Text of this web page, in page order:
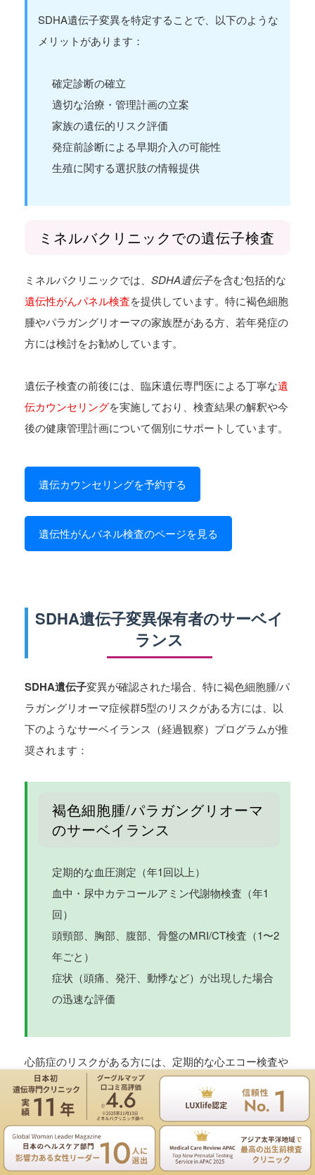
SDHA遺伝子変異を特定することで、以下のような
メリットがあります：
確定診断の確立
適切な治療・管理計画の立案
家族の遺伝的リスク評価
発症前診断による早期介入の可能性
生殖に関する選択肢の情報提供
ミネルバクリニックでの遺伝子検査
ミネルバクリニックでは、 SDHA遺伝子を含む包括的な
遺伝性がんパネル検査を提供しています。特に褐色細胞
腫やパラガングリオーマの家族歴がある方、若年発症の
方には検討をお勧めしています。
遺伝子検査の前後には、臨床遺伝専門医による丁寧な遺
伝カウンセリングを実施しており、検査結果の解釈や今
後の健康管理計画について個別にサポートしています。
遺伝カウンセリングを予約する
遺伝性がんパネル検査のページを見る
SDHA遺伝子変異保有者のサーベイ
ランス
SDHA遺伝子変異が確認された場合、特に褐色細胞腫/パ
ラガングリオーマ症候群5型のリスクがある方には、以
下のようなサーベイランス（経過観察）プログラムが推
奨されます：
褐色細胞腫/パラガングリオーマ
のサーベイランス
定期的な血圧測定（年1回以上）
血中・尿中カテコールアミン代謝物検査（年1
回）
頭頸部、胸部、腹部、骨盤のMRI/CT検査（1〜2
年ごと）
症状（頭痛、発汗、動悸など）が出現した場合
の迅速な評価
心筋症のリスクがある方には、定期的な心エコー検査や
心電図検査も推奨されます。ミトコンドリア疾患のリス
クがある家族の場合、特に小児では神経学的発達の慎重
なモニタリングが重要です。
これらのサーベイランスプログラムは個人の状況や家族
遺伝専門医のNIPT遺伝カウンセリングは無料
お電話 ご予約